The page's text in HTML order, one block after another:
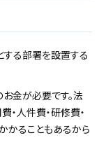
る部署を設置する
金が必要です。法
人件費・研修費・
かることもあるから